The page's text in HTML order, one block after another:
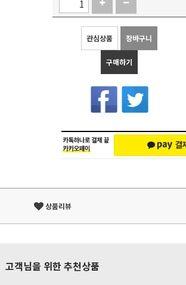
관심상품 장바구니
구매하기
상품리뷰
고객님을 위한 추천상품